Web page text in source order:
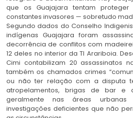
que os Guajajara tentam
constantes invasores — sobretudo
Segundo dados do Conselho
indígenas Guajajara foram
decorrência de conflitos com
12 deles no interior da TI Arariboia.
Cimi contabilizam 20 assassinatos
também os chamados crimes
ou não ter relação com a disputa
atropelamentos, brigas de bar e
geralmente nas áreas urbanas
investigações deficientes que não